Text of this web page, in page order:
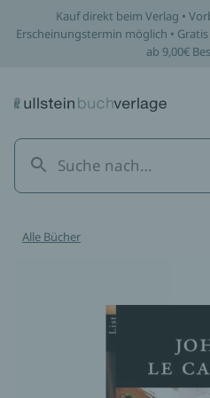
Kauf direkt beim Verlag •
Erscheinungstermin möglich •
ab 9,00€
Alle Bücher